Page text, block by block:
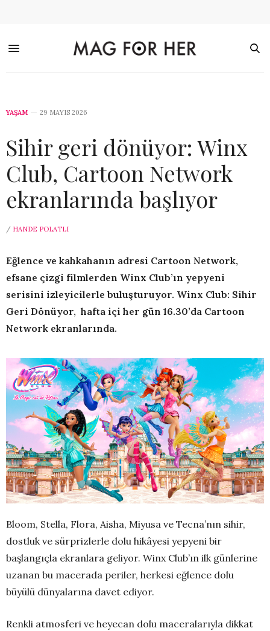
YAŞAM 29 MAYIS 2026
Sihir geri dönüyor: Winx
Club, Cartoon Network
ekranlarında başlıyor
/ HANDE POLATLI
Eğlence ve kahkahanın adresi Cartoon Network,
efsane çizgi filmlerden Winx Club’ın yepyeni
serisini izleyicilerle buluşturuyor. Winx Club: Sihir
Geri Dönüyor, hafta içi her gün 16.30’da Cartoon
Network ekranlarında.
Bloom, Stella, Flora, Aisha, Miyusa ve Tecna’nın sihir,
dostluk ve sürprizlerle dolu hikâyesi yepyeni bir
başlangıçla ekranlara geliyor. Winx Club’ın ilk günlerine
uzanan bu macerada periler, herkesi eğlence dolu
büyülü dünyalarına davet ediyor.
Renkli atmosferi ve heyecan dolu maceralarıyla dikkat